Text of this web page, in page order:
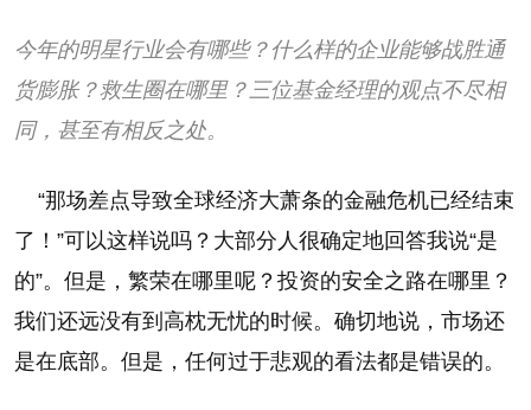
今年的明星行业会有哪些？什么样的企业能够战胜通
货膨胀？救生圈在哪里？三位基金经理的观点不尽相
同，甚至有相反之处。
“那场差点导致全球经济大萧条的金融危机已经结束
了！”可以这样说吗？大部分人很确定地回答我说“是
的”。但是，繁荣在哪里呢？投资的安全之路在哪里？
我们还远没有到高枕无忧的时候。确切地说，市场还
是在底部。但是，任何过于悲观的看法都是错误的。